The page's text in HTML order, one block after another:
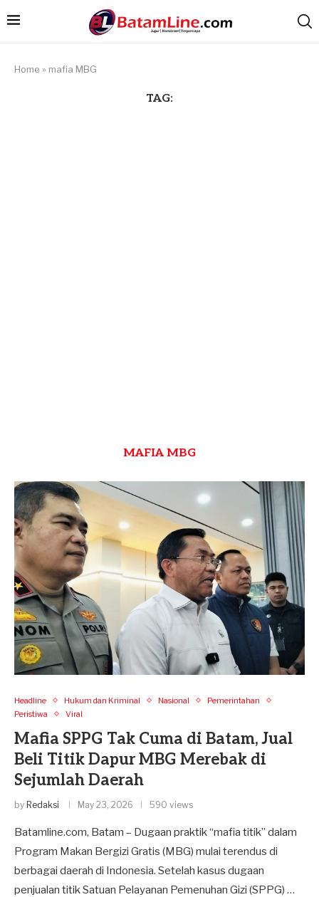
Home » mafia MBG
TAG:
MAFIA MBG
Headline Hukum dan Kriminal Nasional
Pemerintahan
Peristiwa
Viral
Mafia SPPG Tak Cuma di Batam, Jual
Beli Titik Dapur MBG Merebak di
Sejumlah Daerah
by Redaksi May 23, 2026 590 views
Batamline.com, Batam – Dugaan praktik “mafia titik” dalam
Program Makan Bergizi Gratis (MBG) mulai terendus di
berbagai daerah di Indonesia. Setelah kasus dugaan
penjualan titik Satuan Pelayanan Pemenuhan Gizi (SPPG) …